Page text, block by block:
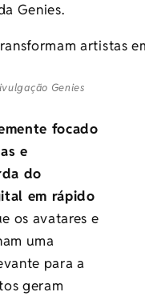
Genies.
Genies
focado
e
do
em rápido
os avatares e
uma
para a
geram